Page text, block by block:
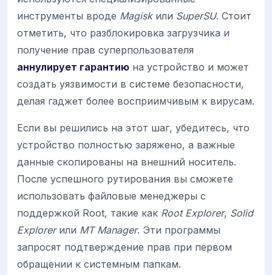
инструменты вроде Magiskили SuperSU. Стоит
отметить, что разблокировка загрузчика и
получение прав суперпользователя
аннулирует гарантию на устройство и может
создать уязвимости в системе безопасности,
делая гаджет более восприимчивым к вирусам.
Если вы решились на этот шаг, убедитесь, что
устройство полностью заряжено, а важные
данные скопированы на внешний носитель.
После успешного рутирования вы сможете
использовать файловые менеджеры с
поддержкой Root, такие как Root Explorer, Solid
Explorerили MT Manager. Эти программы
запросят подтверждение прав при первом
обращении к системным папкам.